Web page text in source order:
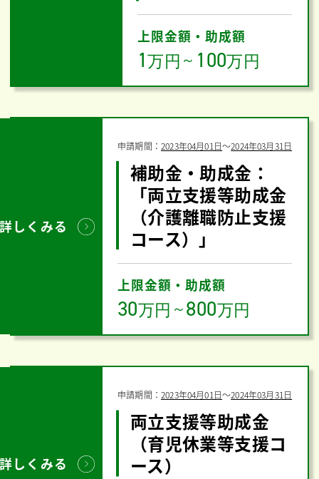
上限金額・助成額
1万円 ～ 100万円
詳しくみる
申請期間：2023年04月01日〜2024年03月31日
補助金・助成金：
「両立支援等助成金
（介護離職防止支援
コース）」
上限金額・助成額
30万円 ～800万円
詳しくみる
申請期間：2023年04月01日〜2024年03月31日
両立支援等助成金
（育児休業等支援コ
ース）